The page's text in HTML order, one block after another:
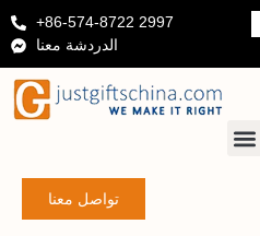
+86-574-8722 2997
الدردشة معنا
تواصل معنا